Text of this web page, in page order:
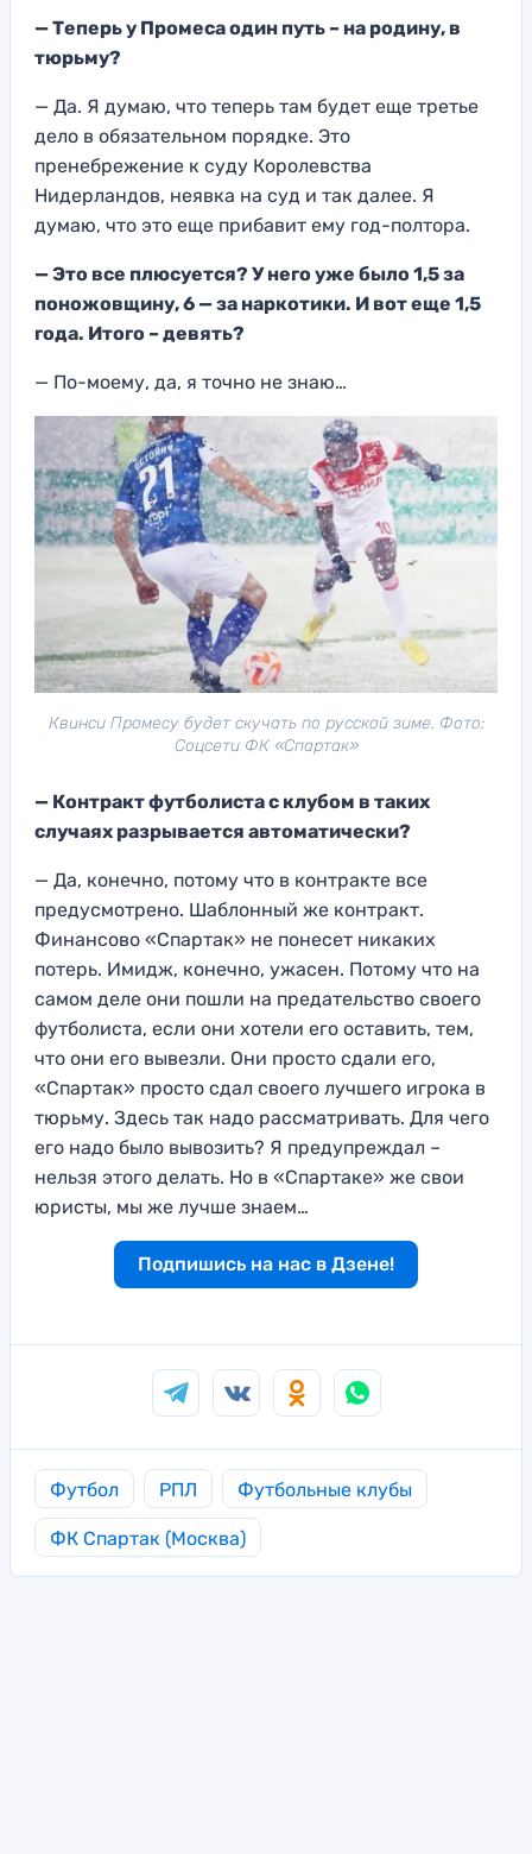
— Теперь у Промеса один путь – на родину, в
тюрьму?
— Да. Я думаю, что теперь там будет еще третье
дело в обязательном порядке. Это
пренебрежение к суду Королевства
Нидерландов, неявка на суд и так далее. Я
думаю, что это еще прибавит ему год-полтора.
—Это все плюсуется? У него уже было 1,5 за
поножовщину, 6 — за наркотики. И вот еще 1,5
года. Итого – девять?
— По-моему, да, я точно не знаю…
Квинси Промесу будет скучать по русской зиме. Фото:
Соцсети ФК «Спартак»
— Контракт футболиста с клубом в таких
случаях разрывается автоматически?
— Да, конечно, потому что в контракте все
предусмотрено. Шаблонный же контракт.
Финансово «Спартак» не понесет никаких
потерь. Имидж, конечно, ужасен. Потому что на
самом деле они пошли на предательство своего
футболиста, если они хотели его оставить, тем,
что они его вывезли. Они просто сдали его,
«Спартак» просто сдал своего лучшего игрока в
тюрьму. Здесь так надо рассматривать. Для чего
его надо было вывозить? Я предупреждал –
нельзя этого делать. Но в «Спартаке» же свои
юристы, мы же лучше знаем…
Подпишись на нас в Дзене!
Футбол РПЛ Футбольные клубы
ФК Спартак (Москва)